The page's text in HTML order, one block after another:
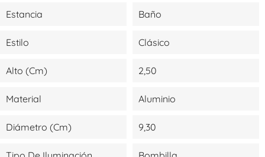
Estancia Baño
Estilo Clásico
Alto (cm) 2,50
Material Aluminio
Diámetro (cm) 9,30